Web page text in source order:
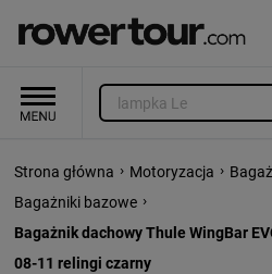
Strona główna › Motoryzacja ›
Bagażniki bazowe ›
Bagażnik dachowy Thule WingBar
08-11 relingi czarny